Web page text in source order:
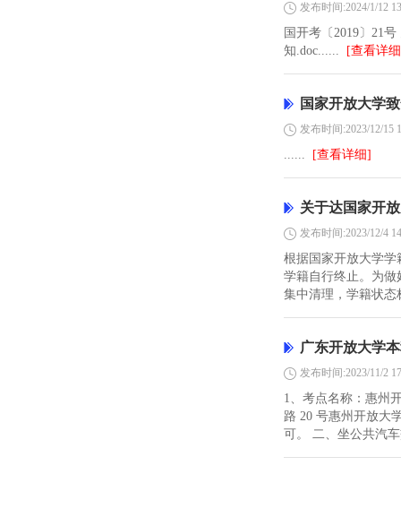
发布时间:2024/1/12
国开考〔2019〕21
知.doc......
[查看详
国家开放大学
发布时间:2023/12/15
...... [查看详细]
关于达国家开
发布时间:2023/12/4
根据国家开放大学
学籍自行终止。为做
集中清理，学籍状
广东开放大学
发布时间:2023/11/2
1、考点名称：惠州
路 20 号惠州开放大
可。 二、坐公共汽